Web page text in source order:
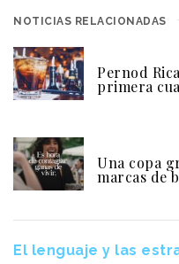
NOTICIAS RELACIONADAS
Pernod
primera
Una copa
marcas de
El lenguaje y las